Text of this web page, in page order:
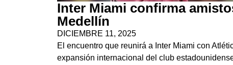
Inter Miami confirma
Medellín
DICIEMBRE 11, 2025
El encuentro que reunirá a Inter Miami con
expansión internacional del club